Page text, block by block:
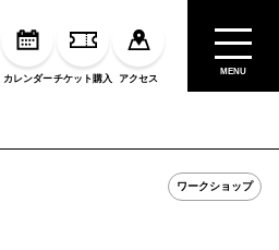
カレンダーチケット購入 アクセス
MENU
ワークショップ